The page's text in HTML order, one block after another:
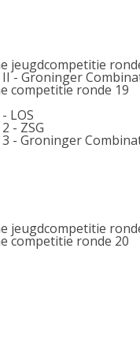
jeugdcompetitie
II - Groninger
competitie ronde 19
LOS
- ZSG
3 - Groninger
jeugdcompetitie
competitie ronde 20